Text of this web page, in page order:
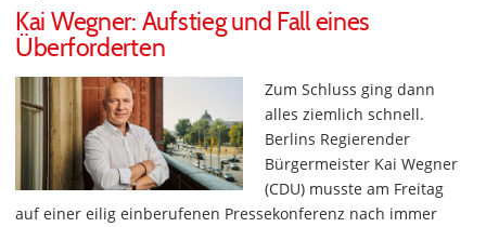
Kai Wegner: Aufstieg und Fall eines
Überforderten
Zum Schluss ging dann
alles ziemlich schnell.
Berlins Regierender
Bürgermeister Kai Wegner
(CDU) musste am Freitag
auf einer eilig einberufenen Pressekonferenz nach immer